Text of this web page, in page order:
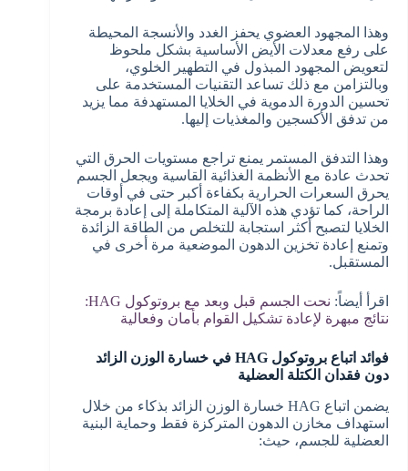
وهذا المجهود العضوي يحفز الغدد والأنسجة المحيطة
على رفع معدلات الأيض الأساسية بشكل ملحوظ
لتعويض المجهود المبذول في التطهير الخلوي،
وبالتزامن مع ذلك تساعد التقنيات المستخدمة على
تحسين الدورة الدموية في الخلايا المستهدفة مما يزيد
من تدفق الأكسجين والمغذيات إليها.
وهذا التدفق المستمر يمنع تراجع مستويات الحرق التي
تحدث عادة مع الأنظمة الغذائية القاسية ويجعل الجسم
يحرق السعرات الحرارية بكفاءة أكبر حتى في أوقات
الراحة، كما تؤدي هذه الآلية المتكاملة إلى إعادة برمجة
الخلايا لتصبح أكثر استجابة للتخلص من الطاقة الزائدة
وتمنع إعادة تخزين الدهون الموضعية مرة أخرى في
المستقبل.
اقرأ أيضاً:
نحت الجسم قبل وبعد مع بروتوكول HAG:
نتائج مبهرة لإعادة تشكيل القوام بأمان وفعالية
فوائد اتباع بروتوكول HAG في خسارة الوزن الزائد
دون فقدان الكتلة العضلية
يضمن اتباع HAG خسارة الوزن الزائد بذكاء من خلال
استهداف مخازن الدهون المتركزة فقط وحماية البنية
العضلية للجسم، حيث: